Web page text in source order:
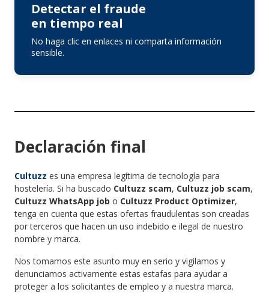
Detectar el fraude
en tiempo real
No haga clic en enlaces ni comparta información
sensible.
Declaración final
Cultuzz es una empresa legítima de tecnología para
hostelería. Si ha buscado Cultuzz scam, Cultuzz job scam,
Cultuzz WhatsApp job o Cultuzz Product Optimizer,
tenga en cuenta que estas ofertas fraudulentas son creadas
por terceros que hacen un uso indebido e ilegal de nuestro
nombre y marca.
Nos tomamos este asunto muy en serio y vigilamos y
denunciamos activamente estas estafas para ayudar a
proteger a los solicitantes de empleo y a nuestra marca.